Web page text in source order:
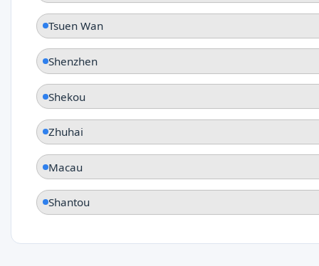
Tsuen Wan
Shenzhen
Shekou
Zhuhai
Macau
Shantou